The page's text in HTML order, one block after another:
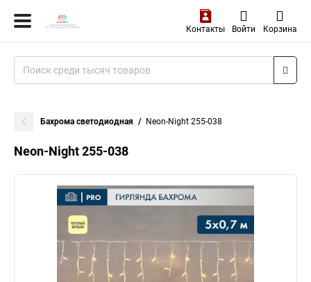
Контакты Войти Корзина
Бахрома светодиодная Neon-Night 255-038
Neon-Night 255-038